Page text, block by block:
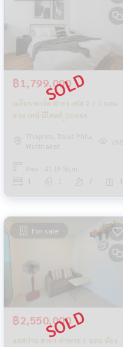
฿1,799,000
เมโทร พาร์ค สาทร เฟส 2-1 1 นอน
สวย เทห์ มีไสตล์_Do666
Thaphra, Talat Phlu,
Wutthakat
268
Area : 41.18 Sq.m.
1 1 7 1
For sale
฿2,550,000
แอสปาย สาทร-ท่าพระ 1 นอน ห้อง